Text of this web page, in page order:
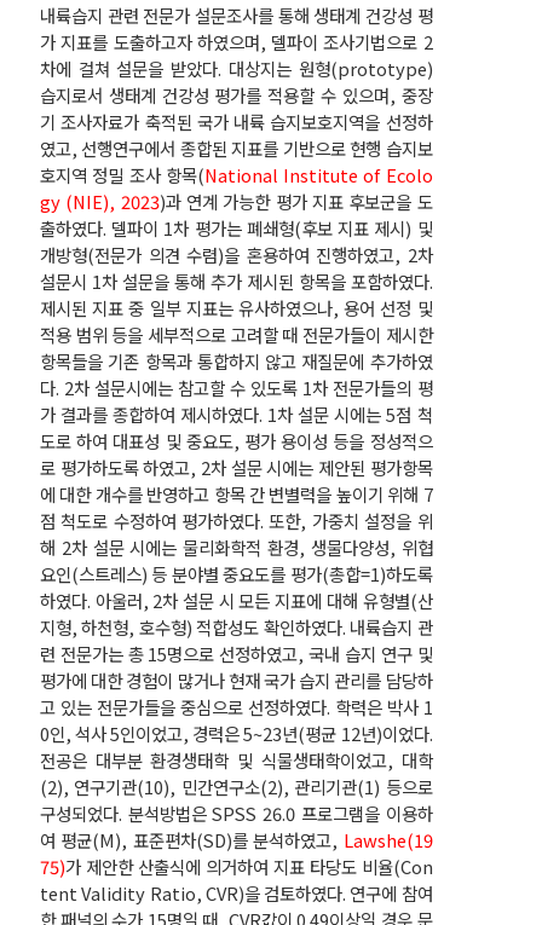
내륙습지 관련 전문가 설문조사를 통해 생태계 건강성 평
가 지표를 도출하고자 하였으며, 델파이 조사기법으로 2
차에 걸쳐 설문을 받았다. 대상지는 원형(prototype)
습지로서 생태계 건강성 평가를 적용할 수 있으며, 중장
기 조사자료가 축적된 국가 내륙 습지보호지역을 선정하
였고, 선행연구에서 종합된 지표를 기반으로 현행 습지보
호지역 정밀 조사 항목(National Institute of Ecolo
gy (NIE), 2023)과 연계 가능한 평가 지표 후보군을 도
출하였다. 델파이 1차 평가는 폐쇄형(후보 지표 제시) 및
개방형(전문가 의견 수렴)을 혼용하여 진행하였고, 2차
설문시 1차 설문을 통해 추가 제시된 항목을 포함하였다.
제시된 지표 중 일부 지표는 유사하였으나, 용어 선정 및
적용 범위 등을 세부적으로 고려할 때 전문가들이 제시한
항목들을 기존 항목과 통합하지 않고 재질문에 추가하였
다. 2차 설문시에는 참고할 수 있도록 1차 전문가들의 평
가 결과를 종합하여 제시하였다. 1차 설문 시에는 5점 척
도로 하여 대표성 및 중요도, 평가 용이성 등을 정성적으
로 평가하도록 하였고, 2차 설문 시에는 제안된 평가항목
에 대한 개수를 반영하고 항목 간 변별력을 높이기 위해 7
점 척도로 수정하여 평가하였다. 또한, 가중치 설정을 위
해 2차 설문 시에는 물리화학적 환경, 생물다양성, 위협
요인(스트레스) 등 분야별 중요도를 평가(총합=1)하도록
하였다. 아울러, 2차 설문 시 모든 지표에 대해 유형별(산
지형, 하천형, 호수형) 적합성도 확인하였다. 내륙습지 관
련 전문가는 총 15명으로 선정하였고, 국내 습지 연구 및
평가에 대한 경험이 많거나 현재 국가 습지 관리를 담당하
고 있는 전문가들을 중심으로 선정하였다. 학력은 박사 1
0인, 석사 5인이었고, 경력은 5~23년(평균 12년)이었다.
전공은 대부분 환경생태학 및 식물생태학이었고, 대학
(2), 연구기관(10), 민간연구소(2), 관리기관(1) 등으로
구성되었다. 분석방법은 SPSS 26.0 프로그램을 이용하
여 평균(M), 표준편차(SD)를 분석하였고, Lawshe(19
75)가 제안한 산출식에 의거하여 지표 타당도 비율(Con
tent Validity Ratio, CVR)을 검토하였다. 연구에 참여
한 패널의 수가 15명일 때, CVR값이 0.49이상일 경우 문